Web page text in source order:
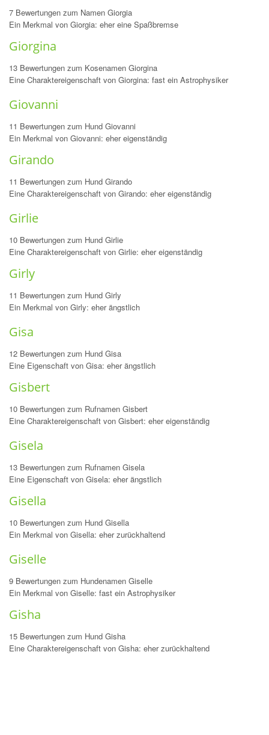
7 Bewertungen zum Namen Giorgia
Ein Merkmal von Giorgia: eher eine Spaßbremse
Giorgina
13 Bewertungen zum Kosenamen Giorgina
Eine Charaktereigenschaft von Giorgina: fast ein Astrophysiker
Giovanni
11 Bewertungen zum Hund Giovanni
Ein Merkmal von Giovanni: eher eigenständig
Girando
11 Bewertungen zum Hund Girando
Eine Charaktereigenschaft von Girando: eher eigenständig
Girlie
10 Bewertungen zum Hund Girlie
Eine Charaktereigenschaft von Girlie: eher eigenständig
Girly
11 Bewertungen zum Hund Girly
Ein Merkmal von Girly: eher ängstlich
Gisa
12 Bewertungen zum Hund Gisa
Eine Eigenschaft von Gisa: eher ängstlich
Gisbert
10 Bewertungen zum Rufnamen Gisbert
Eine Charaktereigenschaft von Gisbert: eher eigenständig
Gisela
13 Bewertungen zum Rufnamen Gisela
Eine Eigenschaft von Gisela: eher ängstlich
Gisella
10 Bewertungen zum Hund Gisella
Ein Merkmal von Gisella: eher zurückhaltend
Giselle
9 Bewertungen zum Hundenamen Giselle
Ein Merkmal von Giselle: fast ein Astrophysiker
Gisha
15 Bewertungen zum Hund Gisha
Eine Charaktereigenschaft von Gisha: eher zurückhaltend